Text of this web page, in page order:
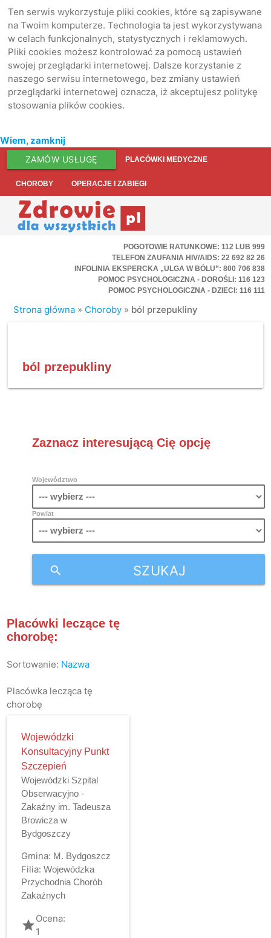
Ten serwis wykorzystuje pliki cookies, które są zapisywane
na Twoim komputerze. Technologia ta jest wykorzystywana
w celach funkcjonalnych, statystycznych i reklamowych.
Pliki cookies możesz kontrolować za pomocą ustawień
swojej przeglądarki internetowej. Dalsze korzystanie z
naszego serwisu internetowego, bez zmiany ustawień
przeglądarki internetowej oznacza, iż akceptujesz politykę
stosowania plików cookies.
Wiem, zamknij
ZAMÓW USŁUGĘ PLACÓWKI MEDYCZNE
CHOROBY OPERACJE I ZABIEGI
POGOTOWIE RATUNKOWE: 112 LUB 999
TELEFON ZAUFANIA HIV/AIDS: 22 692 82 26
INFOLINIA EKSPERCKA „ULGA W BÓLU”: 800 706 838
POMOC PSYCHOLOGICZNA - DOROŚLI: 116 123
POMOC PSYCHOLOGICZNA - DZIECI: 116 111
Strona główna » Choroby » ból przepukliny
ból przepukliny
Zaznacz interesującą Cię opcję
Województwo
Powiat
SZUKAJ
search
Placówki leczące tę
chorobę:
Sortowanie: Nazwa
Placówka lecząca tę
chorobę
Wojewódzki
Konsultacyjny Punkt
Szczepień
Wojewódzki Szpital
Obserwacyjno -
Zakaźny im. Tadeusza
Browicza w
Bydgoszczy
Gmina: M. Bydgoszcz
Filia: Wojewódzka
Przychodnia Chorób
Zakaźnych
gradeOcena:
1